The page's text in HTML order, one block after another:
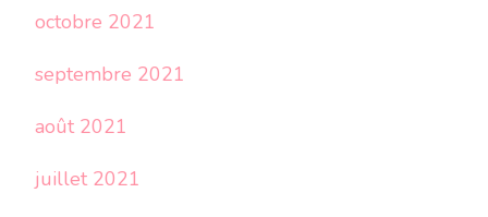
octobre 2021
septembre 2021
août 2021
juillet 2021